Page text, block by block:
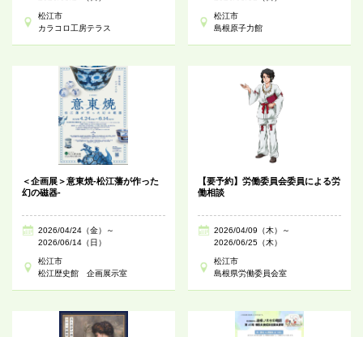
松江市
カラコロ工房テラス
松江市
島根原子力館
＜企画展＞意東焼-松江藩が作った
幻の磁器-
2026/04/24（金）～
2026/06/14（日）
松江市
松江歴史館 企画展示室
【要予約】労働委員会委員による労
働相談
2026/04/09（木）～
2026/06/25（木）
松江市
島根県労働委員会室